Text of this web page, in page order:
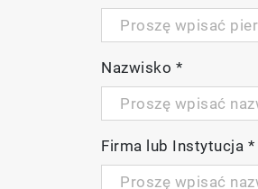
Nazwisko *
Firma lub Instytucja *